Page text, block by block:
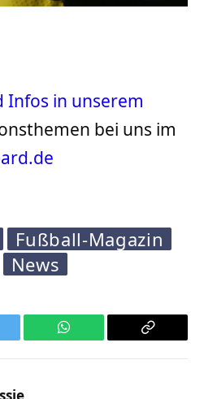
Infos in unserem
bei uns im
Fußball-Magazin
News
WhatsApp
Copy